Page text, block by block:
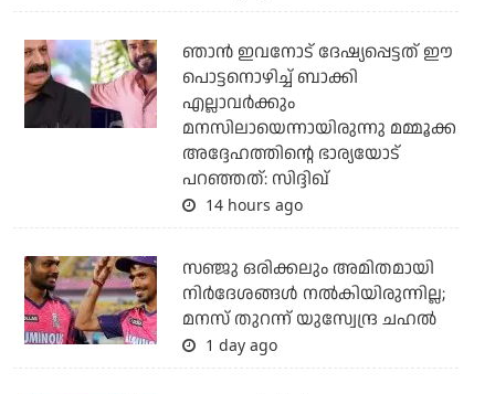
ഞാന്‍ ഇവനോട് ദേഷ്യപ്പെട്ടത് ഈ
പൊട്ടനൊഴിച്ച് ബാക്കി
എല്ലാവര്‍ക്കും
മനസിലായെന്നായിരുന്നു മമ്മൂക്ക
അദ്ദേഹത്തിന്റെ ഭാര്യയോട്
പറഞ്ഞത്: സിദ്ദിഖ്
14 hours ago
സഞ്ജു ഒരിക്കലും അമിതമായി
നിര്‍ദേശങ്ങള്‍ നല്‍കിയിരുന്നില്ല;
മനസ് തുറന്ന് യുസ്വേന്ദ്ര ചഹല്‍
1 day ago